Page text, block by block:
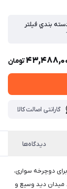
بندي فيلتر
تومان
گارانتی اصالت کالا
دیدگاه‌ها
دوچرخه سواری،
میدان دید وسیع و